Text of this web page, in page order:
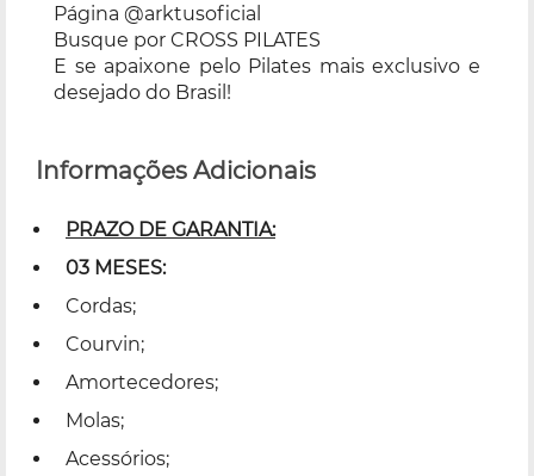
Página @arktusoficial
Busque por CROSS PILATES
E se apaixone pelo Pilates mais exclusivo e
desejado do Brasil!
Informações Adicionais
PRAZO DE GARANTIA:
03 MESES:
Cordas;
Courvin;
Amortecedores;
Molas;
Acessórios;